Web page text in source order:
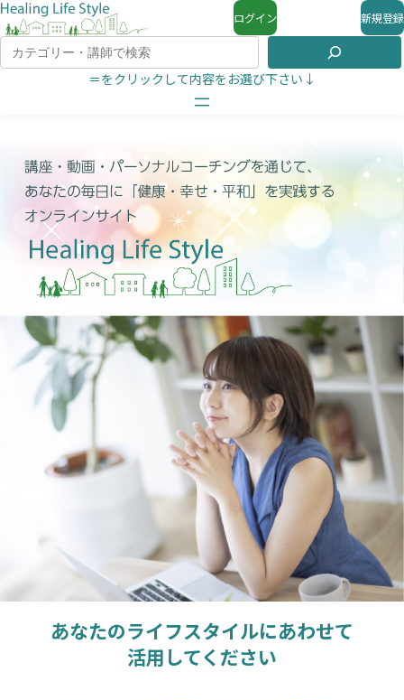
ログイン 新規登録
＝をクリックして内容をお選び下さい↓
あなたのライフスタイルにあわせて
活用してください